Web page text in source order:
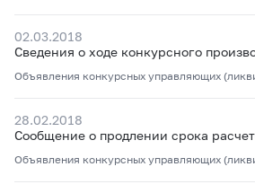
02.03.2018
Сведения о ходе конкурсного
Объявления конкурсных управляющих
28.02.2018
Сообщение о продлении срока
Объявления конкурсных управляющих